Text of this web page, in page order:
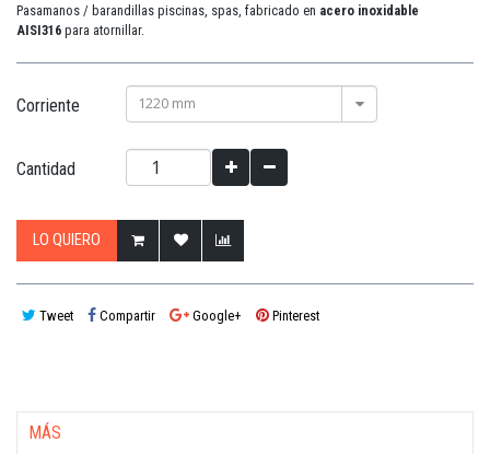
Pasamanos / barandillas piscinas, spas, fabricado en acero inoxidable
AISI316 para atornillar.
Corriente 1220 mm
Cantidad
LO QUIERO
Tweet Compartir Google+ Pinterest
MÁS